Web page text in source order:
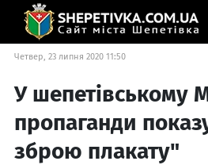
Четвер, 23 липня 2020 11:50
У шепетівському
пропаганди
зброю плакату"